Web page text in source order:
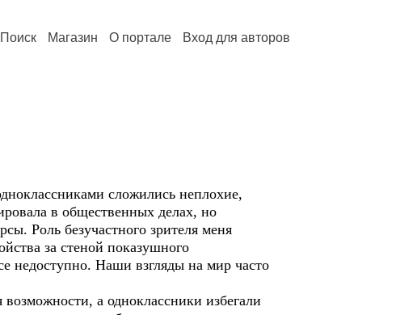
Поиск Магазин О портале Вход для авторов
сложились неплохие,
в общественных делах, но
Роль безучастного зрителя меня
за стеной показушного
недоступно. Наши взгляды на мир часто
а одноклассники избегали